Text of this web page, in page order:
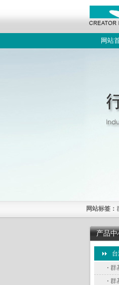
网站
网站标签：
产品中
· 群
· 群